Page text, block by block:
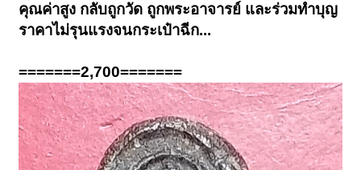
คุณค่าสูง กลับถูกวัด ถูกพระอาจารย์ และร่วมทำบุญ
ราคาไม่รุนแรงจนกระเป๋าฉีก...
=======2,700=======